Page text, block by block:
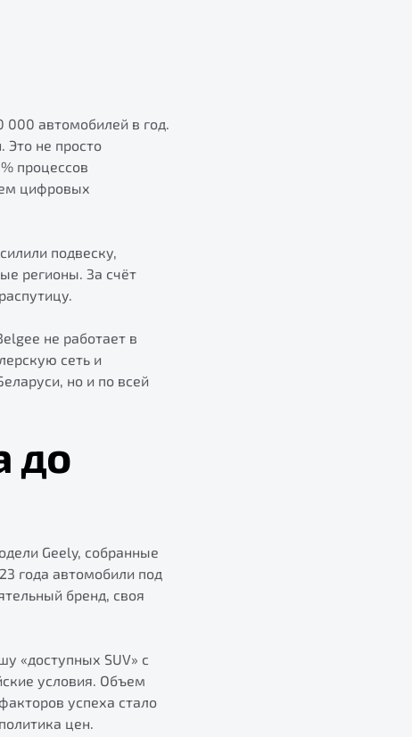
автомобилей в год.
Это не просто
процессов
цифровых
подвеску,
регионы. За счёт
не работает в
сеть и
но и по всей
до
Geely, собранные
года автомобили под
бренд, своя
«доступных SUV» с
условия. Объем
успеха стало
цен.